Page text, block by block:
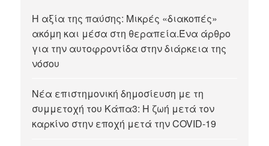
Η αξία της παύσης: Μικρές «διακοπές»
ακόμη και μέσα στη θεραπεία.Ένα άρθρο
για την αυτοφροντίδα στην διάρκεια της
νόσου
Νέα επιστημονική δημοσίευση με τη
συμμετοχή του Κάπα3: Η ζωή μετά τον
καρκίνο στην εποχή μετά την COVID-19